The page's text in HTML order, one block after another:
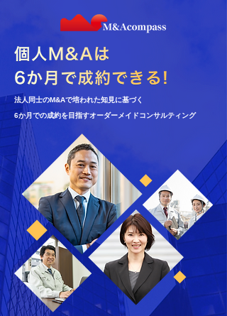
法人同士のM&Aで培われた知見に基づく
6か月での成約を目指すオーダーメイドコンサルティング